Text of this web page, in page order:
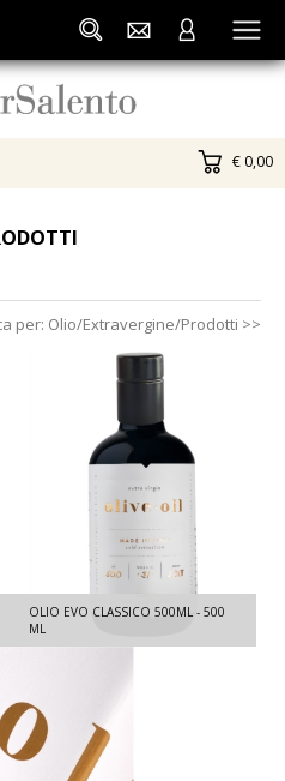
€ 0,00
per: Olio/Extravergine/Prodotti >>
OLIO EVO CLASSICO 500ML - 500
ML